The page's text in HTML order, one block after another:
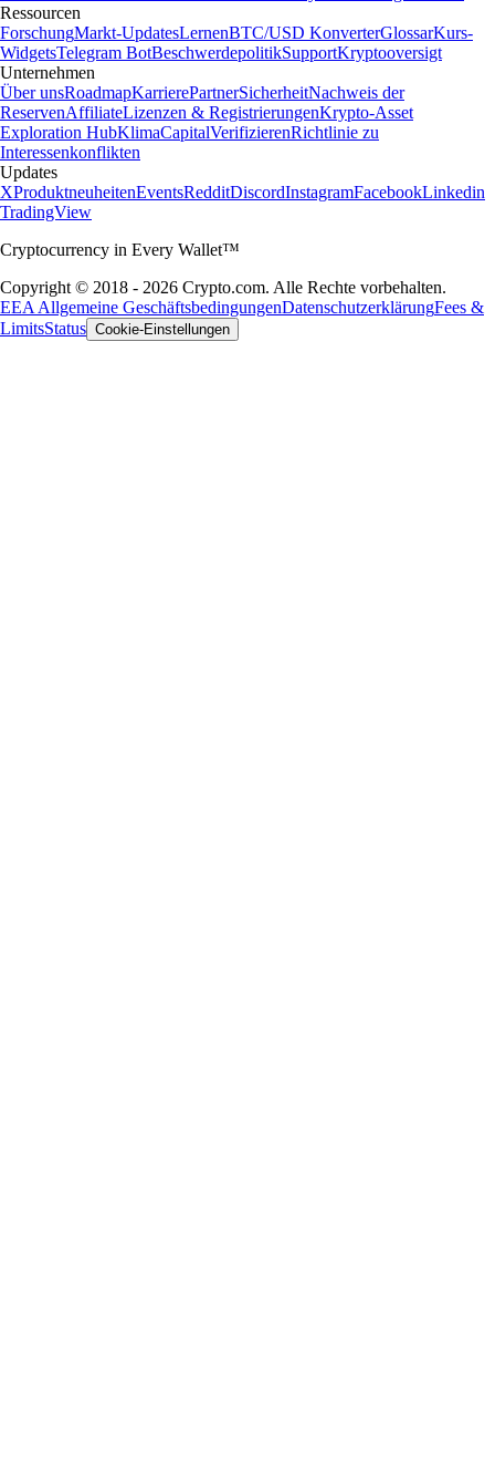
Ressourcen
ForschungMarkt-UpdatesLernenBTC/USD KonverterGlossarKurs-
WidgetsTelegram BotBeschwerdepolitikSupportKryptooversigt
Unternehmen
Über unsRoadmapKarrierePartnerSicherheitNachweis der
ReservenAffiliateLizenzen & RegistrierungenKrypto-Asset
Exploration HubKlimaCapitalVerifizierenRichtlinie zu
Interessenkonflikten
Updates
XProduktneuheitenEventsRedditDiscordInstagramFacebookLinkedin
TradingView
Cryptocurrency in Every Wallet™
Copyright © 2018 - 2026 Crypto.com. Alle Rechte vorbehalten.
EEA Allgemeine GeschäftsbedingungenDatenschutzerklärungFees &
LimitsStatus Cookie-Einstellungen